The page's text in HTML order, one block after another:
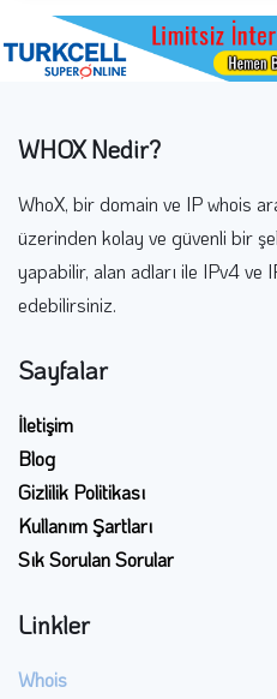
WHOX Nedir?
WhoX, bir domain ve IP whois
üzerinden kolay ve güvenli bir
yapabilir, alan adları ile IPv4 ve
edebilirsiniz.
Sayfalar
İletişim
Blog
Gizlilik Politikası
Kullanım Şartları
Sık Sorulan Sorular
Linkler
Whois